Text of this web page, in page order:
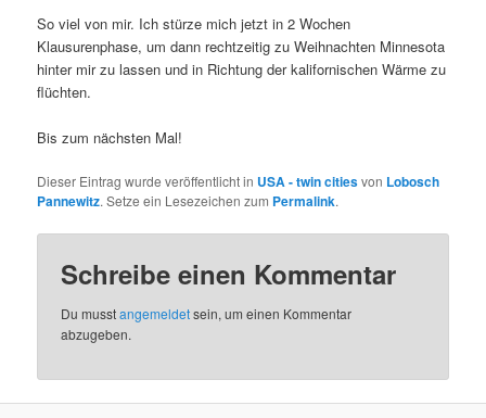
So viel von mir. Ich stürze mich jetzt in 2 Wochen
Klausurenphase, um dann rechtzeitig zu Weihnachten Minnesota
hinter mir zu lassen und in Richtung der kalifornischen Wärme zu
flüchten.
Bis zum nächsten Mal!
Dieser Eintrag wurde veröffentlicht in USA - twin citiesvon Lobosch
Pannewitz. Setze ein Lesezeichen zum Permalink.
Schreibe einen Kommentar
Du musstangemeldetsein, um einen Kommentar
abzugeben.